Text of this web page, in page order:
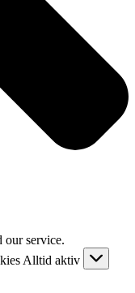
our service.
Alltid aktiv